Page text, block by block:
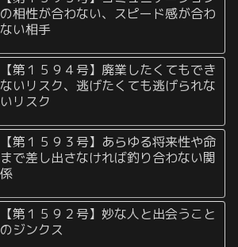
の相性が合わない、スピード感が合わ
ない相手
【第１５９４号】廃業したくてもでき
ないリスク、逃げたくても逃げられな
いリスク
【第１５９３号】あらゆる将来性や命
まで差し出さなければ釣り合わない関
係
【第１５９２号】妙な人と出会うこと
のジンクス